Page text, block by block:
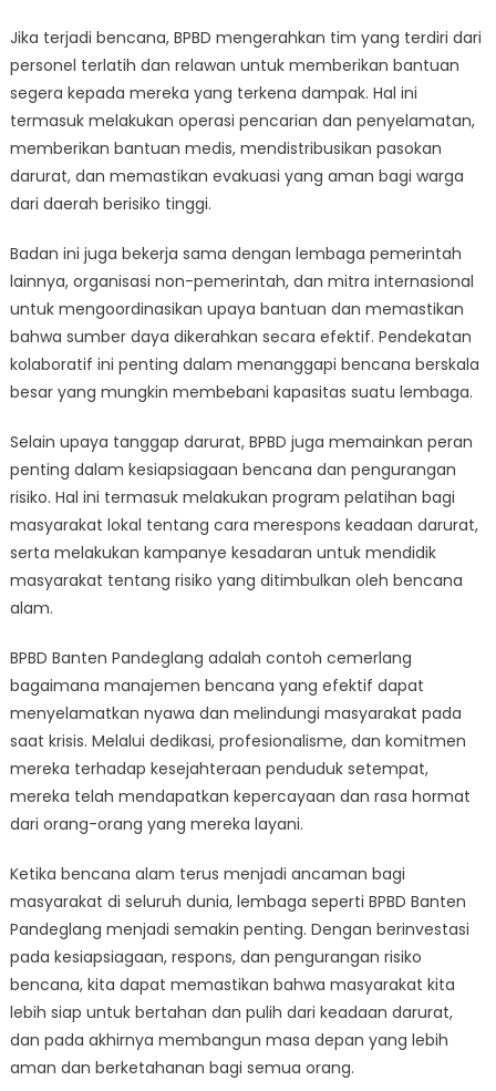
Jika terjadi bencana, BPBD mengerahkan tim yang terdiri dari
personel terlatih dan relawan untuk memberikan bantuan
segera kepada mereka yang terkena dampak. Hal ini
termasuk melakukan operasi pencarian dan penyelamatan,
memberikan bantuan medis, mendistribusikan pasokan
darurat, dan memastikan evakuasi yang aman bagi warga
dari daerah berisiko tinggi.
Badan ini juga bekerja sama dengan lembaga pemerintah
lainnya, organisasi non-pemerintah, dan mitra internasional
untuk mengoordinasikan upaya bantuan dan memastikan
bahwa sumber daya dikerahkan secara efektif. Pendekatan
kolaboratif ini penting dalam menanggapi bencana berskala
besar yang mungkin membebani kapasitas suatu lembaga.
Selain upaya tanggap darurat, BPBD juga memainkan peran
penting dalam kesiapsiagaan bencana dan pengurangan
risiko. Hal ini termasuk melakukan program pelatihan bagi
masyarakat lokal tentang cara merespons keadaan darurat,
serta melakukan kampanye kesadaran untuk mendidik
masyarakat tentang risiko yang ditimbulkan oleh bencana
alam.
BPBD Banten Pandeglang adalah contoh cemerlang
bagaimana manajemen bencana yang efektif dapat
menyelamatkan nyawa dan melindungi masyarakat pada
saat krisis. Melalui dedikasi, profesionalisme, dan komitmen
mereka terhadap kesejahteraan penduduk setempat,
mereka telah mendapatkan kepercayaan dan rasa hormat
dari orang-orang yang mereka layani.
Ketika bencana alam terus menjadi ancaman bagi
masyarakat di seluruh dunia, lembaga seperti BPBD Banten
Pandeglang menjadi semakin penting. Dengan berinvestasi
pada kesiapsiagaan, respons, dan pengurangan risiko
bencana, kita dapat memastikan bahwa masyarakat kita
lebih siap untuk bertahan dan pulih dari keadaan darurat,
dan pada akhirnya membangun masa depan yang lebih
aman dan berketahanan bagi semua orang.